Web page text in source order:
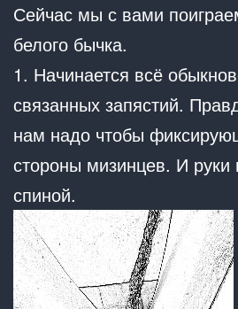
Сейчас мы с вами
белого бычка.
1. Начинается всё
связанных запястий.
нам надо чтобы
стороны мизинцев. И
спиной.